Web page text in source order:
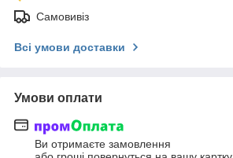
Самовивіз
Всі умови доставки
Умови оплати
Ви отримаєте замовлення